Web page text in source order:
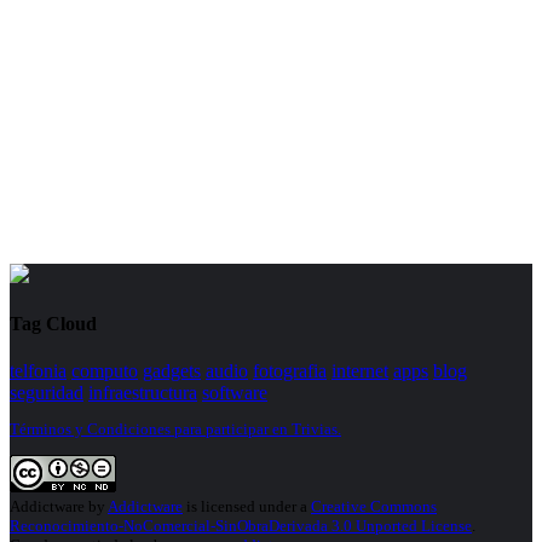
Tag Cloud
telfonia computo gadgets audio fotografia internet apps blog
seguridad infraestructura software
Términos y Condiciones para participar en Trivias.
Addictware by Addictware is licensed under a Creative Commons
Reconocimiento-NoComercial-SinObraDerivada 3.0 Unported License.